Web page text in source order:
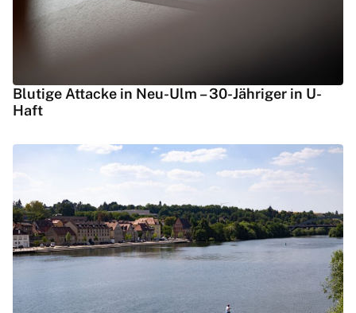
Blutige Attacke in Neu-Ulm – 30-Jähriger in U-
Haft